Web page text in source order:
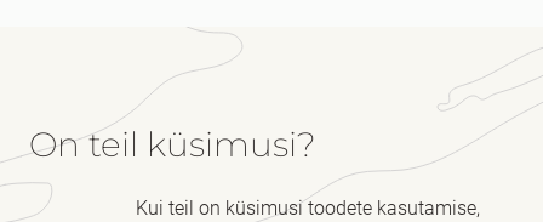
On teil küsimusi?
Kui teil on küsimusi toodete kasutamise,